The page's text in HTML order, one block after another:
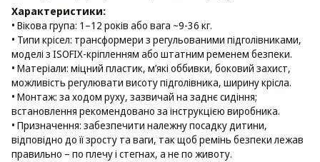
Характеристики:
• Вікова група: 1–12 років або вага ~9-36 кг.
• Типи крісел: трансформери з регульованими підголівниками,
моделі з ISOFIX-кріпленням або штатним ременем безпеки.
• Матеріали: міцний пластик, м’які оббивки, боковий захист,
можливість регулювати висоту підголівника, ширину крісла.
• Монтаж: за ходом руху, зазвичай на заднє сидіння;
встановлення рекомендовано за інструкцією виробника.
• Призначення: забезпечити належну посадку дитини,
відповідно до її зросту та ваги, так щоб ремінь безпеки лежав
правильно – по плечу і стегнах, а не по животу.